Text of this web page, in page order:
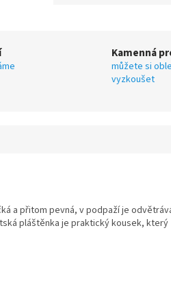
Kamenná
můžete si
vyzkoušet
a přitom pevná, v podpaží je
pláštěnka je praktický kousek, který